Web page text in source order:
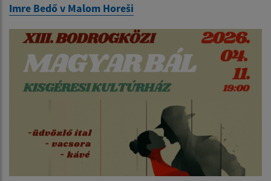
Imre Bedő v Malom Horeši